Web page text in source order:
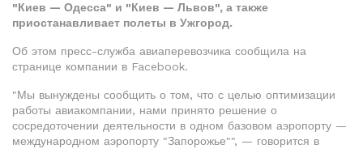
"Киев — Одесса" и "Киев — Львов", а также
приостанавливает полеты в Ужгород.
Об этом пресс-служба авиаперевозчика сообщила на
странице компании в Facebook.
"Мы вынуждены сообщить о том, что с целью оптимизации
работы авиакомпании, нами принято решение о
сосредоточении деятельности в одном базовом аэропорту —
международном аэропорту "Запорожье"", — говорится в